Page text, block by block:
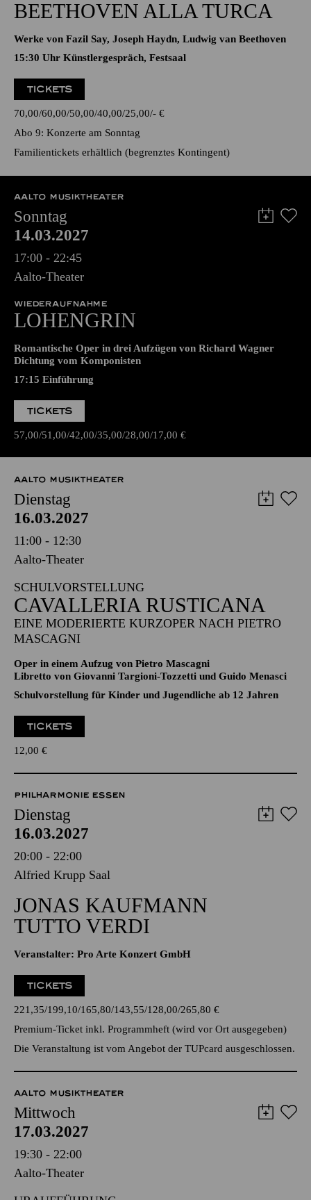
BEETHOVEN-JUBILÄUM 2027 · KLAVIER
FAZIL SAY
BEETHOVEN ALLA TURCA
Werke von Fazil Say, Joseph Haydn, Ludwig van Beethoven
15:30 Uhr Künstlergespräch, Festsaal
TICKETS
70,00 60,00 50,00 40,00 25,00 -€
Abo 9: Konzerte am Sonntag
Familienticketserhältlich (begrenztes Kontingent)
AALTO MUSIKTHEATER
Sonntag
14.03.2027
17:00 - 22:45
Aalto-Theater
WIEDERAUFNAHME
LOHENGRIN
Dichtung vom Komponisten
17:15 Einführung
57,00 51,00 42,00 35,00
AALTO MUSIKTHEATER
Dienstag
16.03.2027
11:00 - 12:30
Aalto-Theater
SCHULVORSTELLUNG
CAVALLERIA RUSTICANA
EINE MODERIERTE KURZOPER NACH PIETRO
MASCAGNI
Libretto von Giovanni Targioni-Tozzetti und Guido Menasci
Schulvorstellung für Kinder und Jugendliche ab 12 Jahren
12,00€
PHILHARMONIE ESSEN
Dienstag
16.03.2027
20:00 - 22:00
Alfried Krupp Saal
JONAS KAUFMANN
Veranstalter: Pro Arte Konzert GmbH
TICKETS
221,35 199,10 165,80 143,55 128,00 265,80€
Premium-Ticket inkl. Programmheft (wird vor Ort ausgegeben)
Die Veranstaltung ist vom Angebot der TUPcard ausgeschlossen.
AALTO MUSIKTHEATER
Mittwoch
17.03.2027
19:30 - 22:00